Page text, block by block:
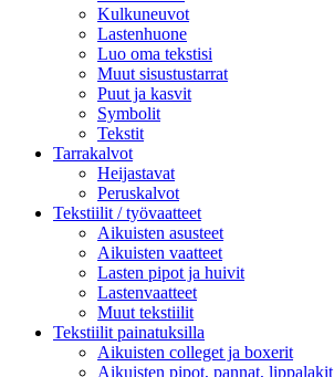
Kulkuneuvot
Lastenhuone
Luo oma tekstisi
Muut sisustustarrat
Puut ja kasvit
Symbolit
Tekstit
Tarrakalvot
Heijastavat
Peruskalvot
Tekstiilit / työvaatteet
Aikuisten asusteet
Aikuisten vaatteet
Lasten pipot ja huivit
Lastenvaatteet
Muut tekstiilit
Tekstiilit painatuksilla
Aikuisten colleget ja boxerit
Aikuisten pipot, pannat, lippalakit